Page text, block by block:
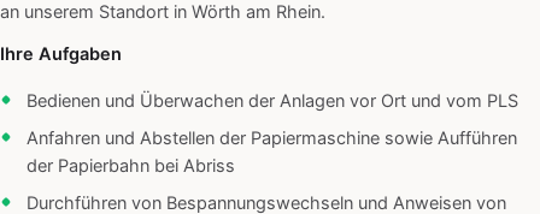
an unserem Standort in Wörth am Rhein.
Ihre Aufgaben
Bedienen und Überwachen der Anlagen vor Ort und vom PLS
Anfahren und Abstellen der Papiermaschine sowie Aufführen
der Papierbahn bei Abriss
Durchführen von Bespannungswechseln und Anweisen von